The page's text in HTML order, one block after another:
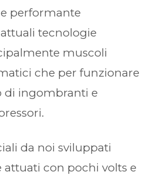
e performante
tecnologie
muscoli
che per funzionare
di ingombranti e
da noi sviluppati
attuati con pochi volts e